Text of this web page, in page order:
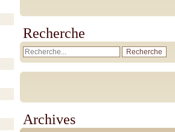
Recherche
Archives